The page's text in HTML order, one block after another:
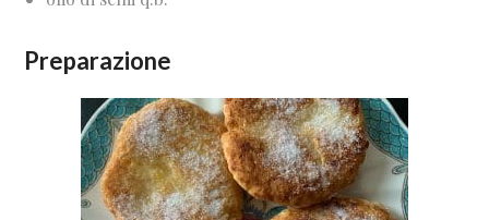
Preparazione